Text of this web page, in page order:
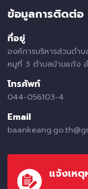
ข้อมูลการติดต่อ
ที่อยู่
องค์การบริหารส่วนตำ
หมูที่ 3 ตำบลบ้านแก้ง
โทรศัพท์
044-056103-4
Email
แจ้งเหตุ